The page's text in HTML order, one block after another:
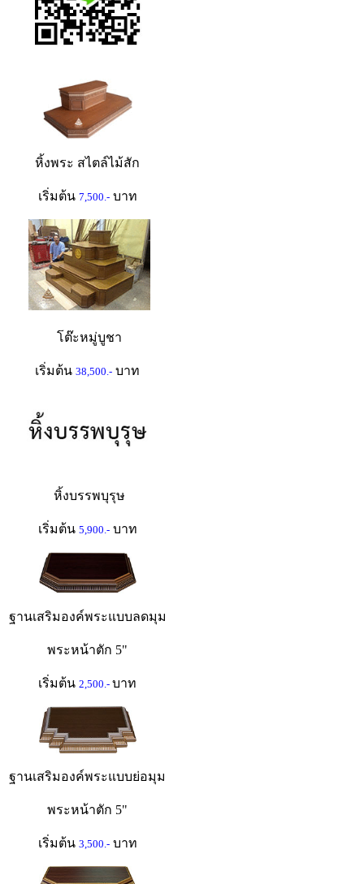
หิ้งพระ สไตล์ไม้สัก
เริ่มต้น 7,500.- บาท
โต๊ะหมู่บูชา
เริ่มต้น 38,500.- บาท
หิ้งบรรพบุรุษ
เริ่มต้น 5,900.- บาท
ฐานเสริมองค์พระแบบลดมุม
พระหน้าตัก 5"
เริ่มต้น2,500.-บาท
ฐานเสริมองค์พระแบบย่อมุม
พระหน้าตัก 5"
เริ่มต้น 3,500.- บาท